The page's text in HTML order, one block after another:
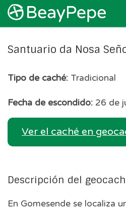
Skip to content
Santuario da Nosa
Tipo de caché: Tradicional
Fecha de escondido: 26 de
Ver el caché en
Descripción del
En Gomesende se localiza